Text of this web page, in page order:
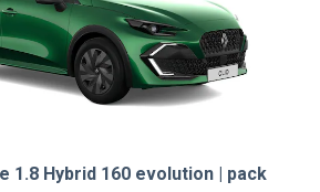
1.8 Hybrid 160 evolution | pack